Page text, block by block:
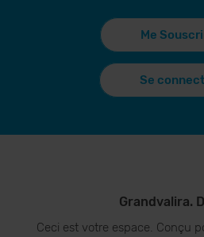
Me
Se
Grandvalira.
Ceci est votre espace. Conçu